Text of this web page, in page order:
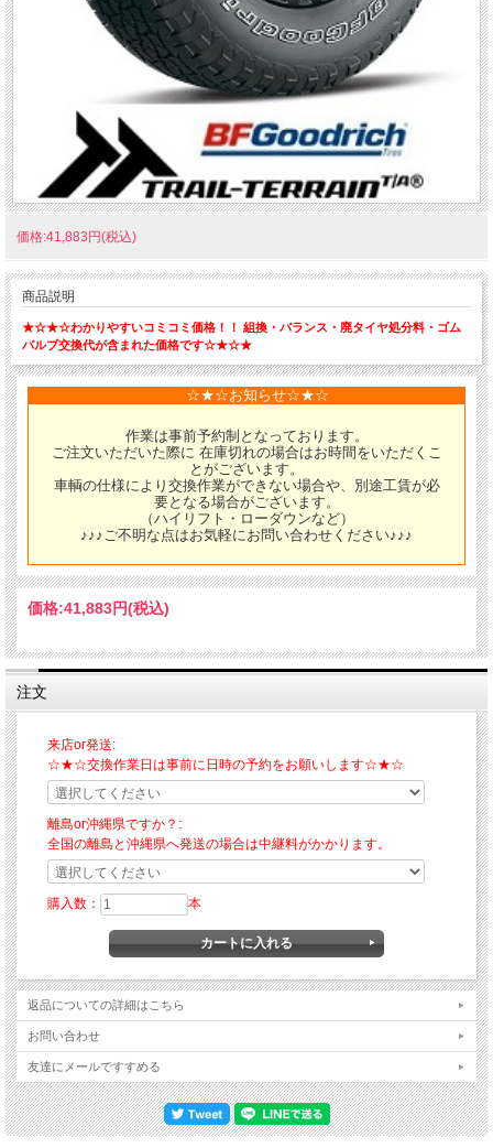
価格:41,883円(税込)
商品説明
★☆★☆わかりやすいコミコミ価格！！ 組換・バランス・廃タイヤ処分料・ゴム
バルブ交換代が含まれた価格です☆★☆★
☆★☆お知らせ☆★☆
作業は事前予約制となっております。
ご注文いただいた際に 在庫切れの場合はお時間をいただくこ
とがございます。
車輌の仕様により交換作業ができない場合や、別途工賃が必
要となる場合がございます。
（ハイリフト・ローダウンなど）
♪♪♪ご不明な点はお気軽にお問い合わせください♪♪♪
価格:41,883円(税込)
注文
来店or発送:
☆★☆交換作業日は事前に日時の予約をお願いします☆★☆
離島or沖縄県ですか？:
全国の離島と沖縄県へ発送の場合は中継料がかかります。
購入数： 本
返品についての詳細はこちら
お問い合わせ
友達にメールですすめる